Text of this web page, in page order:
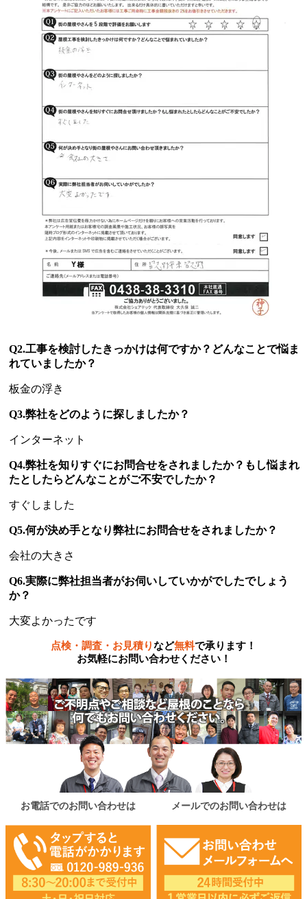
Q2.工事を検討したきっかけは何ですか？どんなことで悩ま
れていましたか？
板金の浮き
Q3.弊社をどのように探しましたか？
インターネット
Q4.弊社を知りすぐにお問合せをされましたか？もし悩まれ
たとしたらどんなことがご不安でしたか？
すぐしました
Q5.何が決め手となり弊社にお問合せをされましたか？
会社の大きさ
Q6.実際に弊社担当者がお伺いしていかがでしたでしょう
か？
大変よかったです
点検・調査・お見積りなど無料で承ります！
お気軽にお問い合わせください！
お電話でのお問い合わせは メールでのお問い合わせは